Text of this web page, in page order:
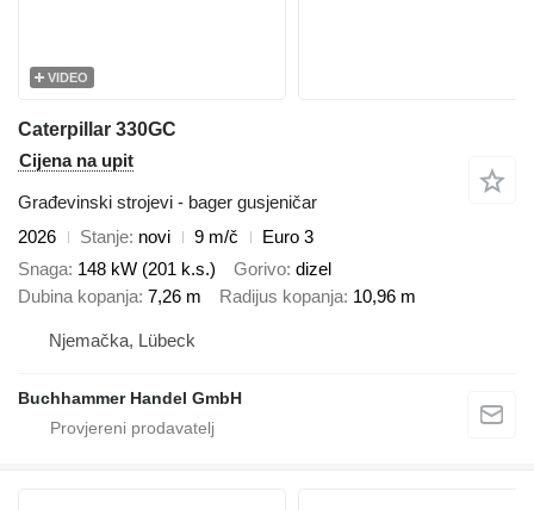
VIDEO
Caterpillar 330GC
Cijena na upit
Građevinski strojevi - bager gusjeničar
2026
Stanje novi 9 m/č
Euro 3
Snaga 148 kW (201 k.s.) Gorivo dizel
Dubina kopanja 7,26 m Radijus kopanja 10,96 m
Njemačka, Lübeck
Buchhammer Handel GmbH